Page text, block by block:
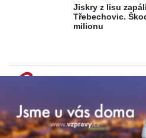
Jiskry z lisu
Třebechovic.
milionu
©
Při poskytování služeb nám pomáhají soubory